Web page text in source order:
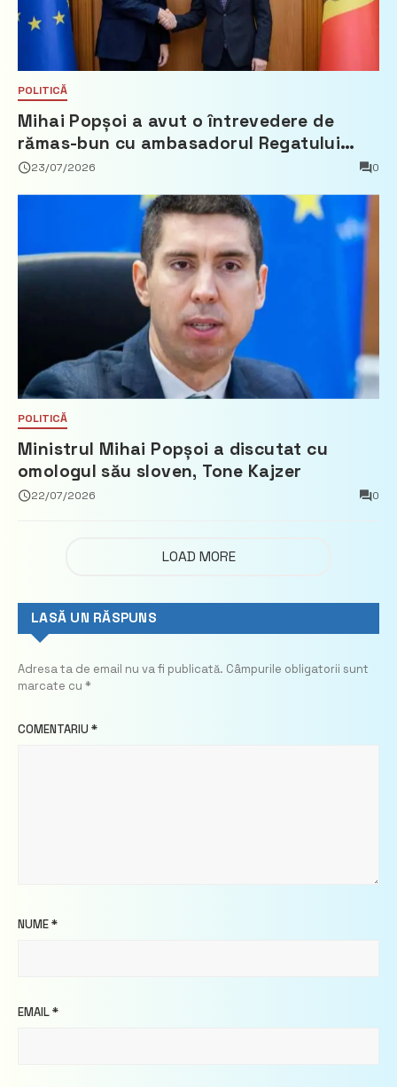
POLITICĂ
Mihai Popșoi a avut o întrevedere de
rămas-bun cu ambasadorul Regatului
Țărilor de Jos, Fred Duijn
23/07/2026 0
POLITICĂ
Ministrul Mihai Popșoi a discutat cu
omologul său sloven, Tone Kajzer
22/07/2026 0
LOAD MORE
LASĂ UN RĂSPUNS
Adresa ta de email nu va fi publicată. Câmpurile obligatorii sunt
marcate cu *
COMENTARIU *
NUME*
EMAIL*